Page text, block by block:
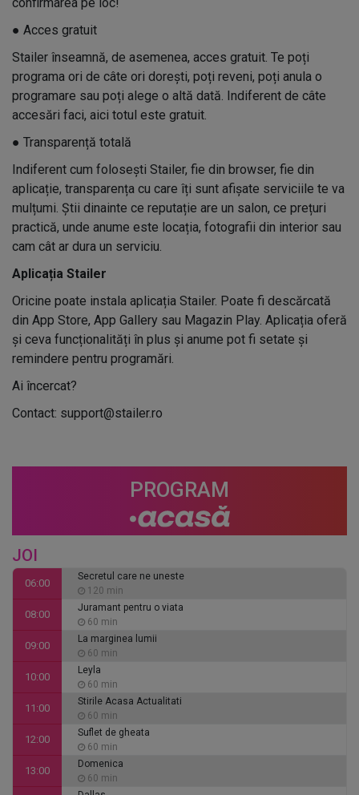
● Acces gratuit
Stailer înseamnă, de asemenea, acces gratuit. Te poți
programa ori de câte ori dorești, poți reveni, poți anula o
programare sau poți alege o altă dată. Indiferent de câte
accesări faci, aici totul este gratuit.
● Transparență totală
Indiferent cum folosești Stailer, fie din browser, fie din
aplicație, transparența cu care îți sunt afișate serviciile te va
mulțumi. Știi dinainte ce reputație are un salon, ce prețuri
practică, unde anume este locația, fotografii din interior sau
cam cât ar dura un serviciu.
Aplicația Stailer
Oricine poate instala aplicația Stailer. Poate fi descărcată
din App Store, App Gallery sau Magazin Play. Aplicația oferă
și ceva funcționalități în plus și anume pot fi setate și
remindere pentru programări.
Ai încercat?
Contact: support@stailer.ro
PROGRAM
JOI
06:00
Secretul care ne uneste
120 min
08:00
Juramant pentru o viata
60 min
09:00
La marginea lumii
60 min
10:00
Leyla
60 min
11:00
Stirile Acasa Actualitati
60 min
12:00
Suflet de gheata
60 min
13:00
Domenica
60 min